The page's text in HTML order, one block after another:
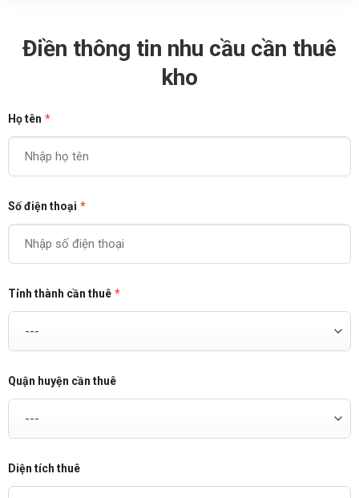
Điền thông tin nhu cầu cần thuê
kho
Họ tên *
Số điện thoại *
Tỉnh thành cần thuê *
Quận huyện cần thuê
Diện tích thuê